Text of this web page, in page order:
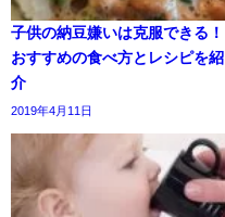
子供の納豆嫌いは克服できる！
おすすめの食べ方とレシピを紹
介
2019年4月11日